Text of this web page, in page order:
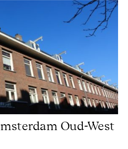
Oud-West
Oud-West